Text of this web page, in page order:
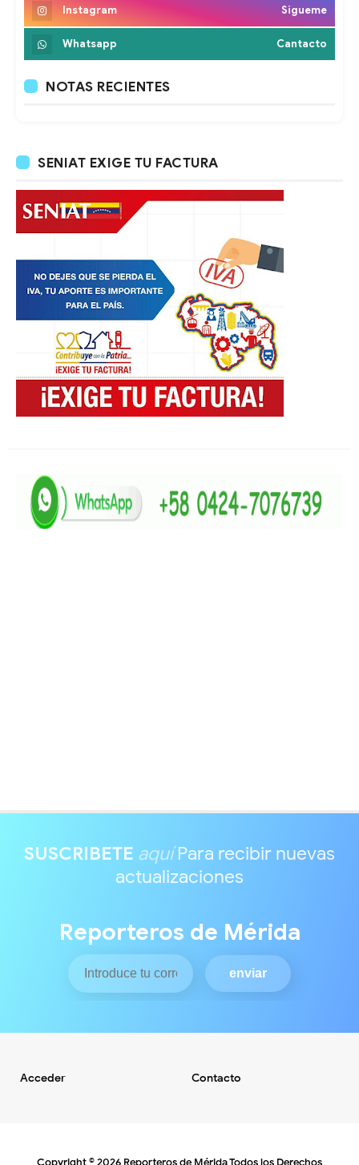
Instagram Sigueme
Whatsapp Cantacto
NOTAS RECIENTES
SENIAT EXIGE TU FACTURA
SUSCRIBETE aquíPara recibir nuevas
actualizaciones
Reporteros de Mérida
Acceder Contacto